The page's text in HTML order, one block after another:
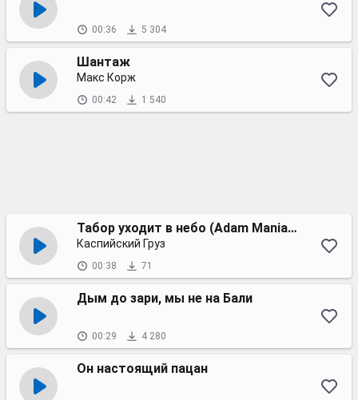
00:36 5 304
Шантаж
Макс Корж
00:42 1 540
Табор уходит в небо (Adam Maniac remix)
Каспийский Груз
00:38 71
Дым до зари, мы не на Бали
00:29 4 280
Он настоящий пацан